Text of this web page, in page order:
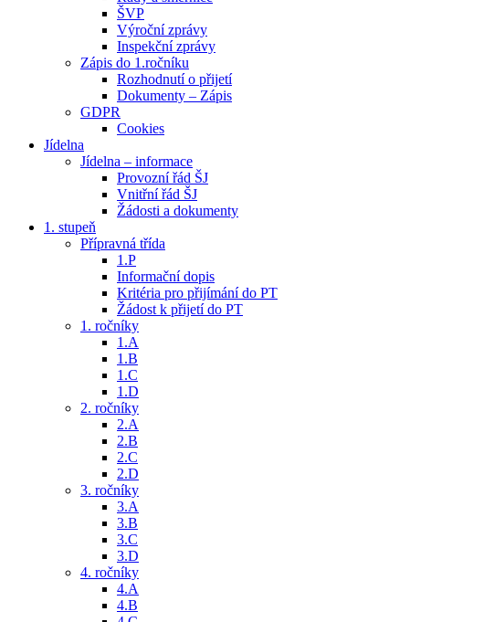
ŠVP
Výroční zprávy
Inspekční zprávy
Zápis do 1.ročníku
Rozhodnutí o přijetí
Dokumenty – Zápis
GDPR
Cookies
Jídelna
Jídelna – informace
Provozní řád ŠJ
Vnitřní řád ŠJ
Žádosti a dokumenty
1. stupeň
Přípravná třída
1.P
Informační dopis
Kritéria pro přijímání do PT
Žádost k přijetí do PT
1. ročníky
1.A
1.B
1.C
1.D
2. ročníky
2.A
2.B
2.C
2.D
3. ročníky
3.A
3.B
3.C
3.D
4. ročníky
4.A
4.B